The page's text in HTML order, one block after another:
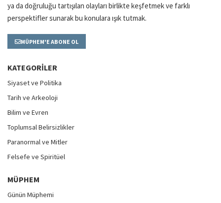
ya da doğruluğu tartışılan olayları birlikte keşfetmek ve farklı
perspektifler sunarak bu konulara ışık tutmak.
MÜPHEM'E ABONE OL
KATEGORILER
Siyaset ve Politika
Tarih ve Arkeoloji
Bilim ve Evren
Toplumsal Belirsizlikler
Paranormal ve Mitler
Felsefe ve Spiritüel
MÜPHEM
Günün Müphemi